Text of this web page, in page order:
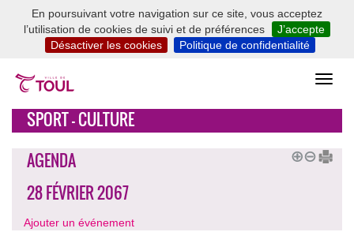
En poursuivant votre navigation sur ce site, vous acceptez
l’utilisation de cookies de suivi et de préférences
J’accepte
Désactiver les cookies
Politique de confidentialité
SPORT - CULTURE
AGENDA
28 FÉVRIER 2067
Ajouter un événement